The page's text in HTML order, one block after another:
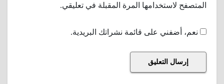
المتصفح لاستخدامها المرة المقبلة في تعليقي.
نعم، أضفني على قائمة نشراتك البريدية.